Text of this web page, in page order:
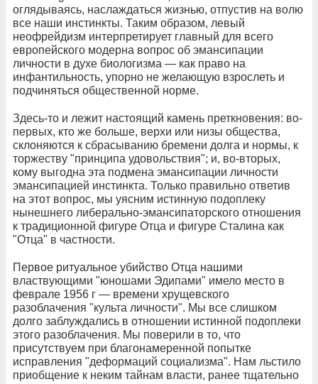
оглядываясь, наслаждаться жизнью, отпустив на волю
все наши инстинкты. Таким образом, левый
неофрейдизм интерпретирует главный для всего
европейского модерна вопрос об эмансипации
личности в духе биологизма — как право на
инфантильность, упорно не желающую взрослеть и
подчиняться общественной норме.
Здесь-то и лежит настоящий камень преткновения: во-
первых, кто же больше, верхи или низы общества,
склоняются к сбрасыванию бремени долга и нормы, к
торжеству "принципа удовольствия"; и, во-вторых,
кому выгодна эта подмена эмансипации личности
эмансипацией инстинкта. Только правильно ответив
на этот вопрос, мы уясним истинную подоплеку
нынешнего либерально-эмансипаторского отношения
к традиционной фигуре Отца и фигуре Сталина как
"Отца" в частности.
Первое ритуальное убийство Отца нашими
властвующими "юношами Эдипами" имело место в
феврале 1956 г — времени хрущевского
разоблачения "культа личности". Мы все слишком
долго заблуждались в отношении истинной подоплеки
этого разоблачения. Мы поверили в то, что
присутствуем при благонамеренной попытке
исправления "деформаций социализма". Нам льстило
приобщение к неким тайнам власти, ранее тщательно